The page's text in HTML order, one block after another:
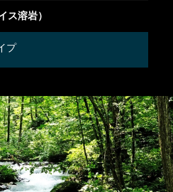
ス溶岩）
プ